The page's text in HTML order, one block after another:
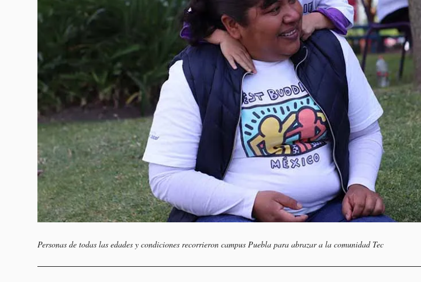
Personas de todas las edades y condiciones recorrieron campus Puebla para abrazar a la comunidad Tec